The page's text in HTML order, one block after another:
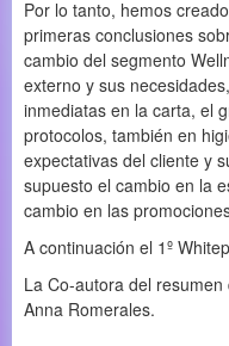
Por lo tanto, hemos
primeras conclusiones
cambio del segmento
externo y sus
inmediatas en la carta, el
protocolos, también en
expectativas del cliente y
supuesto el cambio en la
cambio en las
A continuación el 1º
La Co-autora del
Anna Romerales.